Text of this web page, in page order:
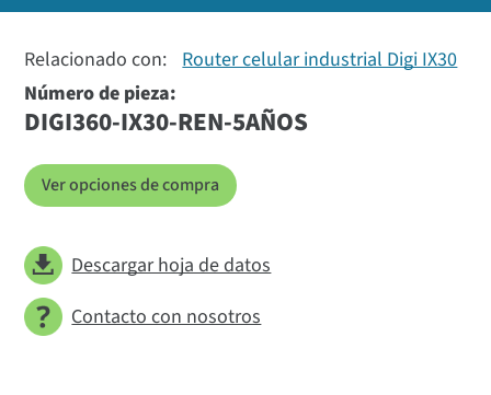
Relacionado con: Router celular industrial Digi IX30
Número de pieza:
DIGI360-IX30-REN-5AÑOS
Ver opciones de compra
Descargar hoja de datos
Contacto con nosotros